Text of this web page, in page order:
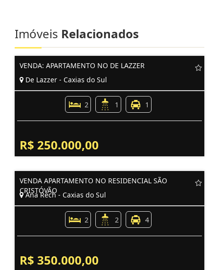
Imóveis Relacionados
VENDA: APARTAMENTO NO DE LAZZER
De Lazzer - Caxias do Sul
2 1 1
R$ 250.000,00
VENDA APARTAMENTO NO RESIDENCIAL SÃO
CRISTÓVÃO
Ana Rech - Caxias do Sul
2 2 4
R$ 350.000,00